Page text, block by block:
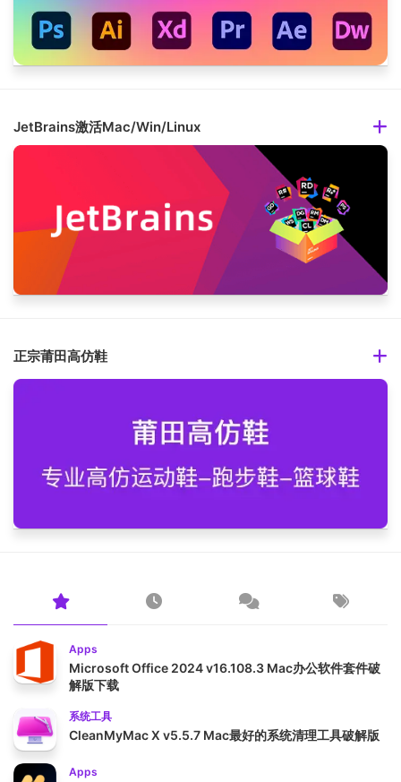
JetBrains激活Mac/Win/Linux
正宗莆田高仿鞋
Apps
Microsoft Office 2024 v16.108.3 Mac办公软件套件破
解版下载
系统工具
CleanMyMac X v5.5.7 Mac最好的系统清理工具破解版
Apps